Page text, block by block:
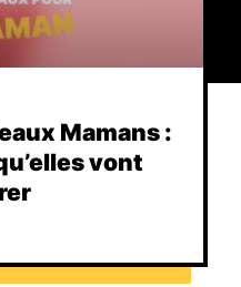
Mamans :
vont